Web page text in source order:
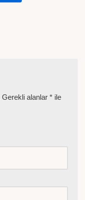
Gerekli alanlar * ile